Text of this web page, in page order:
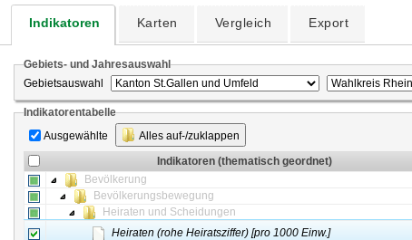
Indikatoren Karten Vergleich Export
Gebiets- und Jahresauswahl
Gebietsauswahl
Indikatorentabelle
Ausgewählte
Alles auf-/zuklappen
Indikatoren (thematisch geordnet)
Bevölkerung
Bevölkerungsbewegung
Heiraten und Scheidungen
Heiraten (rohe Heiratsziffer) [pro 1000 Einw.]